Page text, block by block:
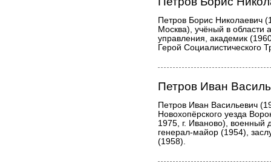
Петров Борис Николаевич
Москва), учёный в области
управления, академик
Герой Социалистического
Петров Иван
Петров Иван Васильевич
Новохопёрского уезда
1975, г. Иваново), военный
генерал-майор (1954),
(1958).